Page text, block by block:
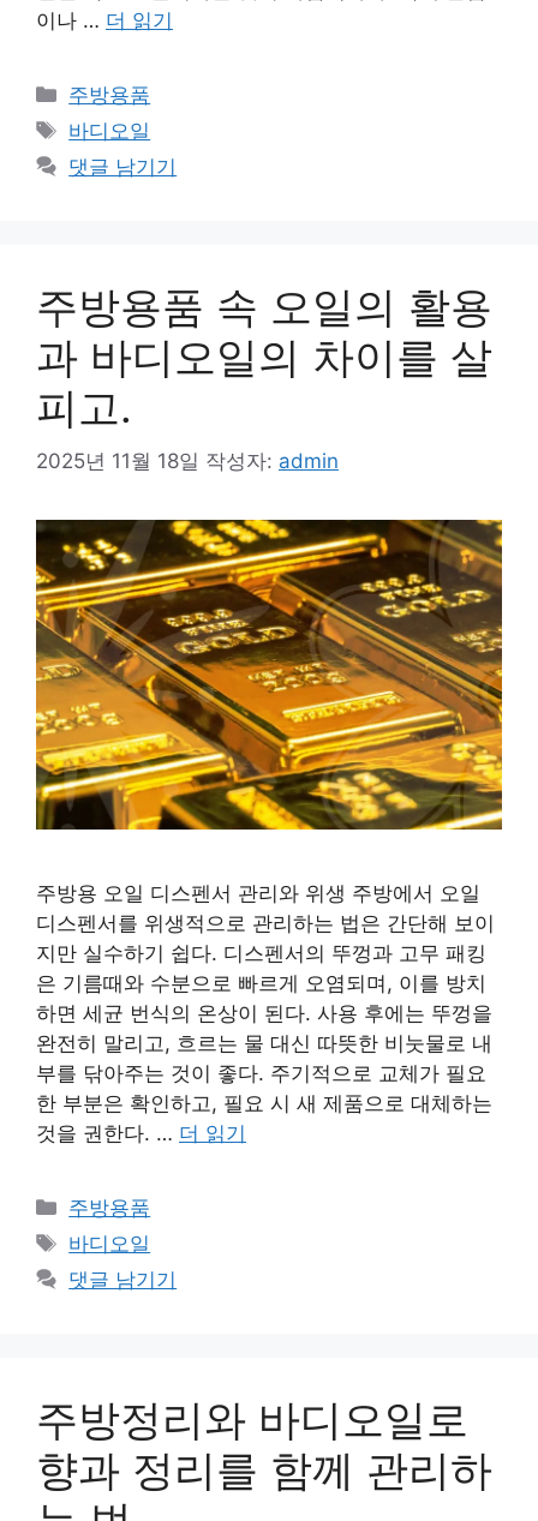
이나 … 더 읽기
카
테
리
주방용품
태
그
바디오일
댓글 남기기
주방용품 속 오일의 활용
과 바디오일의 차이를 살
피고.
2025년 11월 18일 작성자: admin
주방용 오일 디스펜서 관리와 위생 주방에서 오일
디스펜서를 위생적으로 관리하는 법은 간단해 보이
지만 실수하기 쉽다. 디스펜서의 뚜껑과 고무 패킹
은 기름때와 수분으로 빠르게 오염되며, 이를 방치
하면 세균 번식의 온상이 된다. 사용 후에는 뚜껑을
완전히 말리고, 흐르는 물 대신 따뜻한 비눗물로 내
부를 닦아주는 것이 좋다. 주기적으로 교체가 필요
한 부분은 확인하고, 필요 시 새 제품으로 대체하는
것을 권한다. … 더 읽기
카
테
리
주방용품
태
그
바디오일
댓글 남기기
주방정리와 바디오일로
향과 정리를 함께 관리하